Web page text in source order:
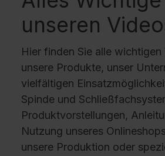
unseren
Hier finden Sie alle wichtigen
unsere Produkte, unser
vielfältigen
Spinde und
Produktvorstellungen,
Nutzung unseres
unsere Produktion oder